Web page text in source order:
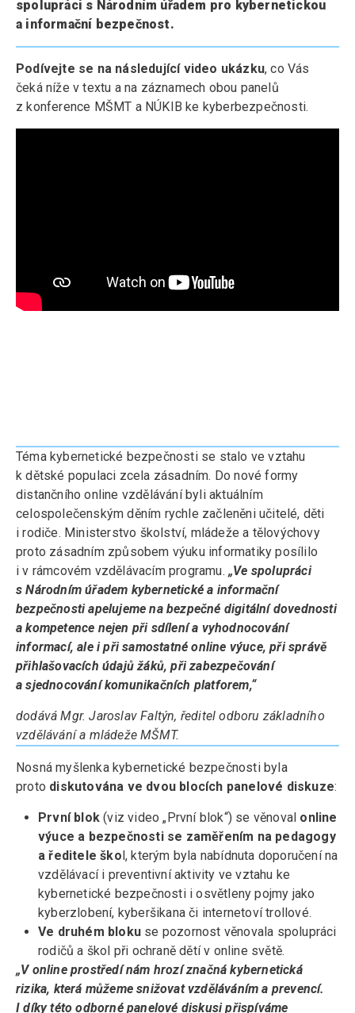
spolupráci s Národním úřadem pro kybernetickou
a informační bezpečnost.
Podívejte se na následující video ukázku, co Vás
čeká níže v textu a na záznamech obou panelů
z konference MŠMT a NÚKIB ke kyberbezpečnosti.
Téma kybernetické bezpečnosti se stalo ve vztahu
k dětské populaci zcela zásadním. Do nové formy
distančního online vzdělávání byli aktuálním
celospolečenským děním rychle začleněni učitelé, děti
i rodiče. Ministerstvo školství, mládeže a tělovýchovy
proto zásadním způsobem výuku informatiky posílilo
i v rámcovém vzdělávacím programu. „Ve spolupráci
s Národním úřadem kybernetické a informační
bezpečnosti apelujeme na bezpečné digitální dovednosti
a kompetence nejen při sdílení a vyhodnocování
informací, ale i při samostatné online výuce, při správě
přihlašovacích údajů žáků, při zabezpečování
a sjednocování komunikačních platforem,“
dodává Mgr. Jaroslav Faltýn, ředitel odboru základního
vzdělávání a mládeže MŠMT.
Nosná myšlenka kybernetické bezpečnosti byla
proto diskutována ve dvou blocích panelové diskuze:
První blok (viz video „První blok“) se věnoval online
výuce a bezpečnosti se zaměřením na pedagogy
a ředitele škol, kterým byla nabídnuta doporučení na
vzdělávací i preventivní aktivity ve vztahu ke
kybernetické bezpečnosti i osvětleny pojmy jako
kyberzlobení, kyberšikana či internetoví trollové.
Ve druhém bloku se pozornost věnovala spolupráci
rodičů a škol při ochraně dětí v online světě.
„V online prostředí nám hrozí značná kybernetická
rizika, která můžeme snižovat vzděláváním a prevencí.
I díky této odborné panelové diskusi přispíváme